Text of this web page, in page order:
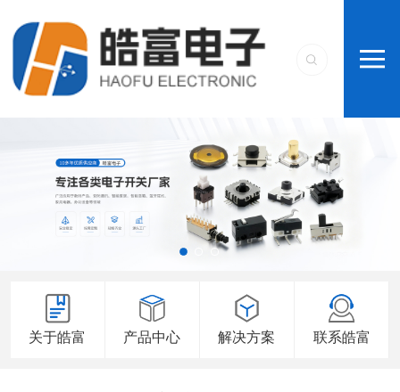
关于皓富 产品中心 解决方案 联系皓富